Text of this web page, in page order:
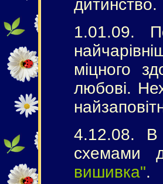
дитинство.
1.01.09.
міцного
любові.
4.12.08. В
схемами
вишивка".